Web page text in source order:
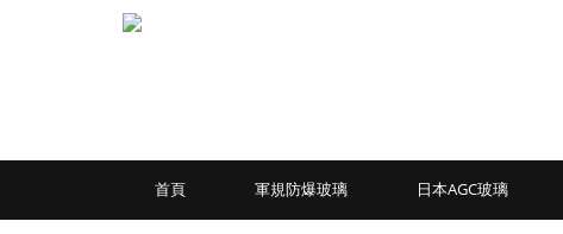
首頁 軍規防爆玻璃 日本AGC玻璃